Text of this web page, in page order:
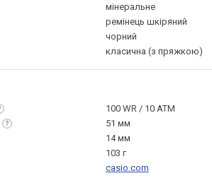
мінеральне
ремінець шкіряний
чорний
класична (з пряжкою)
100 WR / 10 ATM
51 мм
14 мм
103 г
casio.com